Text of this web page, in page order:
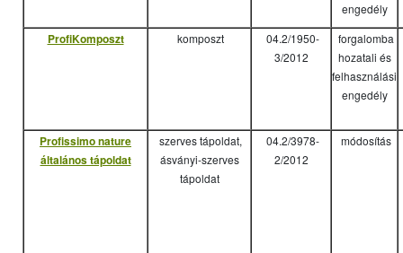
engedély
ProfiKomposzt komposzt
04.2/1950-
3/2012
forgalomba
hozatali és
felhasználási
engedély
Profissimo nature
általános tápoldat
szerves tápoldat,
ásványi-szerves
tápoldat
04.2/3978-
2/2012
módosítás